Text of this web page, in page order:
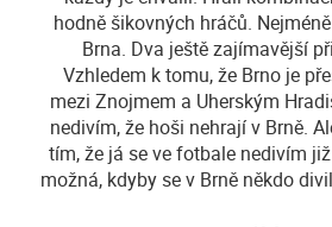
hodně šikovných hráčů.
Brna. Dva ještě zajímavější
Vzhledem k tomu, že Brno je
mezi Znojmem a Uherským
nedivím, že hoši nehrají v Brně.
tím, že já se ve fotbale nedivím
možná, kdyby se v Brně někdo